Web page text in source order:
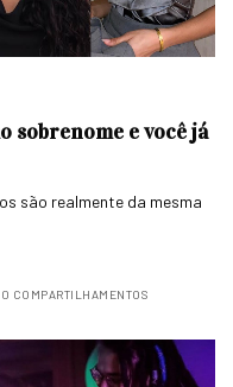
sobrenome e você já
são realmente da mesma
0 COMPARTILHAMENTOS